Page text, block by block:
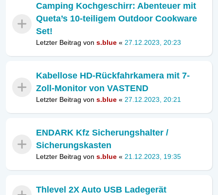
Camping Kochgeschirr: Abenteuer mit
Queta’s 10-teiligem Outdoor Cookware
Set!
Letzter Beitrag von s.blue « 27.12.2023, 20:23
Kabellose HD-Rückfahrkamera mit 7-
Zoll-Monitor von VASTEND
Letzter Beitrag von s.blue « 27.12.2023, 20:21
ENDARK Kfz Sicherungshalter /
Sicherungskasten
Letzter Beitrag von s.blue « 21.12.2023, 19:35
Thlevel 2X Auto USB Ladegerät